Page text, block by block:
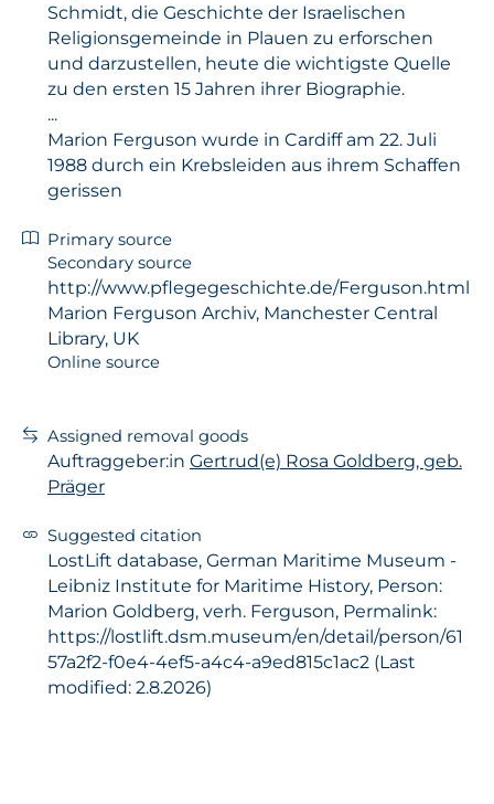
Schmidt, die Geschichte der Israelischen
Religionsgemeinde in Plauen zu erforschen
und darzustellen, heute die wichtigste Quelle
zu den ersten 15 Jahren ihrer Biographie.
...
Marion Ferguson wurde in Cardiff am 22. Juli
1988 durch ein Krebsleiden aus ihrem Schaffen
gerissen
Primary source
Secondary source
http://www.pflegegeschichte.de/Ferguson.html
Marion Ferguson Archiv, Manchester Central
Library, UK
Online source
Assigned removal goods
Auftraggeber:in Gertrud(e) Rosa Goldberg, geb.
Präger
Suggested citation
LostLift database, German Maritime Museum -
Leibniz Institute for Maritime History, Person:
Marion Goldberg, verh. Ferguson, Permalink:
https://lostlift.dsm.museum/en/detail/person/61
57a2f2-f0e4-4ef5-a4c4-a9ed815c1ac2 (Last
modified: 2.8.2026)